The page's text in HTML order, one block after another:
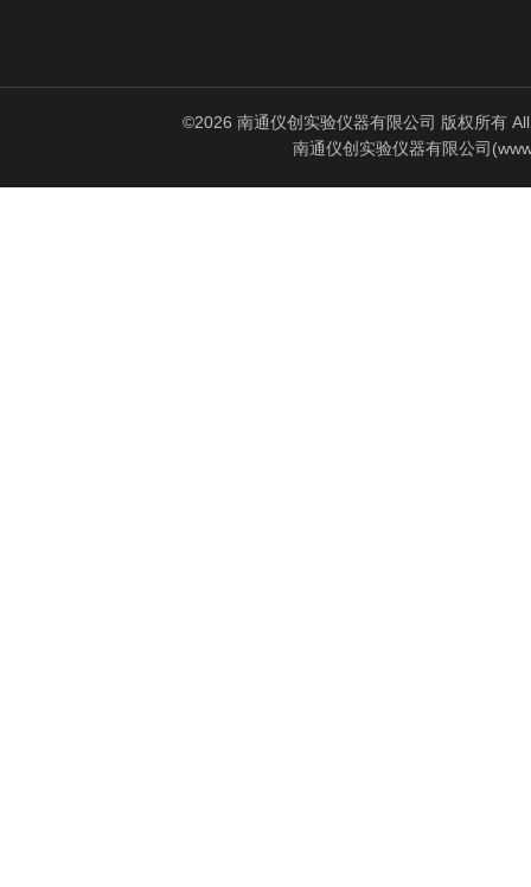
©2026 南通仪创实验仪器有限公司 版权所有
南通仪创实验仪器有限公司